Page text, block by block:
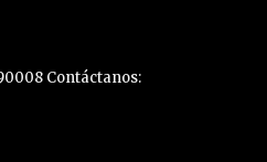
Contáctanos: